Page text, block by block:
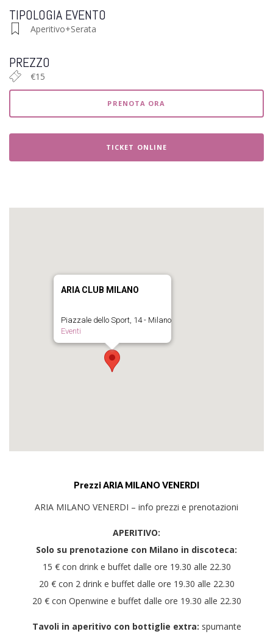
TIPOLOGIA EVENTO
Aperitivo+Serata
PREZZO
€15
PRENOTA ORA
TICKET ONLINE
ARIA CLUB MILANO
Piazzale dello Sport, 14 - Milano
Eventi
Prezzi ARIA MILANO VENERDI
ARIA MILANO VENERDI – info prezzi e prenotazioni
APERITIVO:
Solo su prenotazione con Milano in discoteca:
15 € con drink e buffet dalle ore 19.30 alle 22.30
20 € con 2 drink e buffet dalle ore 19.30 alle 22.30
20 € con Openwine e buffet dalle ore 19.30 alle 22.30
Tavoli in aperitivo con bottiglie extra: spumante